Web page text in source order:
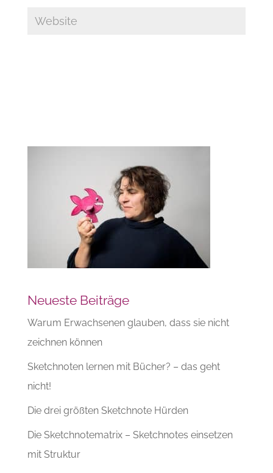
Neueste Beiträge
Warum Erwachsenen glauben, dass sie nicht
zeichnen können
Sketchnoten lernen mit Bücher? – das geht
nicht!
Die drei größten Sketchnote Hürden
Die Sketchnotematrix – Sketchnotes einsetzen
mit Struktur